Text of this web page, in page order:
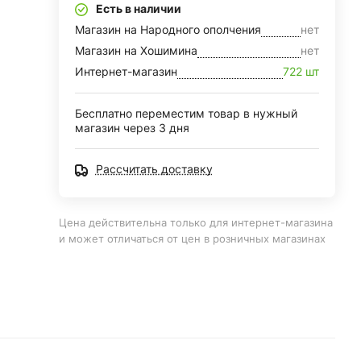
Есть в наличии
Магазин на Народного ополчения
нет
Магазин на Хошимина
нет
Интернет-магазин
722 шт
Бесплатно переместим товар в нужный
магазин через 3 дня
Рассчитать доставку
Цена действительна только для интернет-магазина
и может отличаться от цен в розничных магазинах